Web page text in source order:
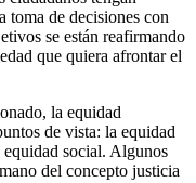
toma de decisiones con
se están reafirmando
que quiera afrontar el
la equidad
de vista: la equidad
social. Algunos
del concepto justicia